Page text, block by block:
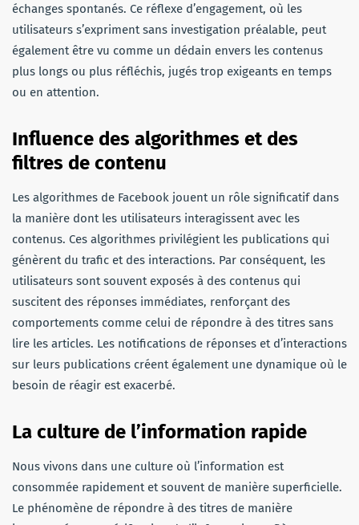
échanges spontanés. Ce réflexe d’engagement, où les
utilisateurs s’expriment sans investigation préalable, peut
également être vu comme un dédain envers les contenus
plus longs ou plus réfléchis, jugés trop exigeants en temps
ou en attention.
Influence des algorithmes et des
filtres de contenu
Les algorithmes de Facebook jouent un rôle significatif dans
la manière dont les utilisateurs interagissent avec les
contenus. Ces algorithmes privilégient les publications qui
génèrent du trafic et des interactions. Par conséquent, les
utilisateurs sont souvent exposés à des contenus qui
suscitent des réponses immédiates, renforçant des
comportements comme celui de répondre à des titres sans
lire les articles. Les notifications de réponses et d’interactions
sur leurs publications créent également une dynamique où le
besoin de réagir est exacerbé.
La culture de l’information rapide
Nous vivons dans une culture où l’information est
consommée rapidement et souvent de manière superficielle.
Le phénomène de répondre à des titres de manière